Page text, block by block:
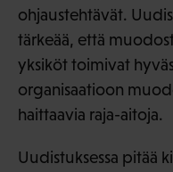
ohjaustehtävät.
tärkeää, että
yksiköt toimivat
organisaatioon
haittaavia raja-aitoja.
Uudistuksessa pitää